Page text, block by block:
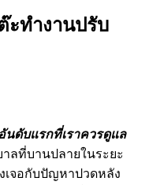
ะทำงานปรับ
นดับแรกที่เราควรดูแล
ลที่บานปลายในระยะ
เจอกับปัญหาปวดหลัง